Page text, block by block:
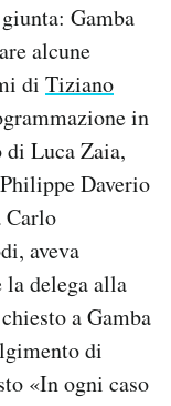
Gamba
alcune
di Tiziano
in
Luca Zaia,
Daverio
Carlo
aveva
delega alla
a Gamba
di
«In ogni caso